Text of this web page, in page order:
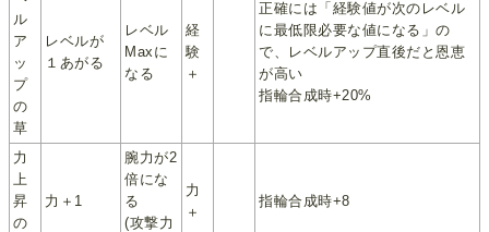
ル
ア
ッ
プ
の
草
レベルが
１あがる
レベル
Maxに
なる
経
験
＋
正確には「経験値が次のレベル
に最低限必要な値になる」の
で、レベルアップ直後だと恩恵
が高い
指輪合成時+20%
力
上
昇
の
力＋1
腕力が2
倍にな
る
(攻撃力
力
＋
指輪合成時+8